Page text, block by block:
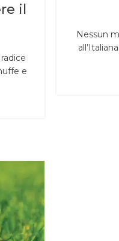
il
e
Nessun